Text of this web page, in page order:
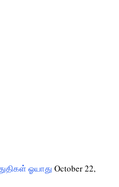
ஓயாது October 22,